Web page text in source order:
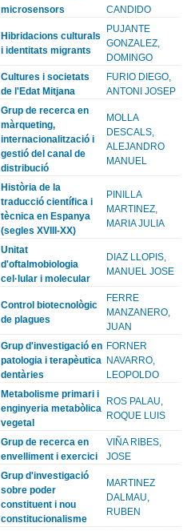
microsensors
CANDIDO
Hibridacions culturals
i identitats migrants
PUJANTE
GONZALEZ,
DOMINGO
Cultures i societats
de l'Edat Mitjana
FURIO DIEGO,
ANTONI JOSEP
Grup de recerca en
màrqueting,
internacionalització i
gestió del canal de
distribució
MOLLA
DESCALS,
ALEJANDRO
MANUEL
Història de la
traducció científica i
tècnica en Espanya
(segles XVIII-XX)
PINILLA
MARTINEZ,
MARIA JULIA
Unitat
d'oftalmobiologia
cel·lular i molecular
DIAZ LLOPIS,
MANUEL JOSE
Control biotecnològic
de plagues
FERRE
MANZANERO,
JUAN
Grup d'investigació en
patologia i terapèutica
dentàries
FORNER
NAVARRO,
LEOPOLDO
Metabolisme primari i
enginyeria metabòlica
vegetal
ROS PALAU,
ROQUE LUIS
Grup de recerca en
envelliment i exercici
VIÑA RIBES,
JOSE
Grup d'investigació
sobre poder
constituent i nou
constitucionalisme
MARTINEZ
DALMAU,
RUBEN